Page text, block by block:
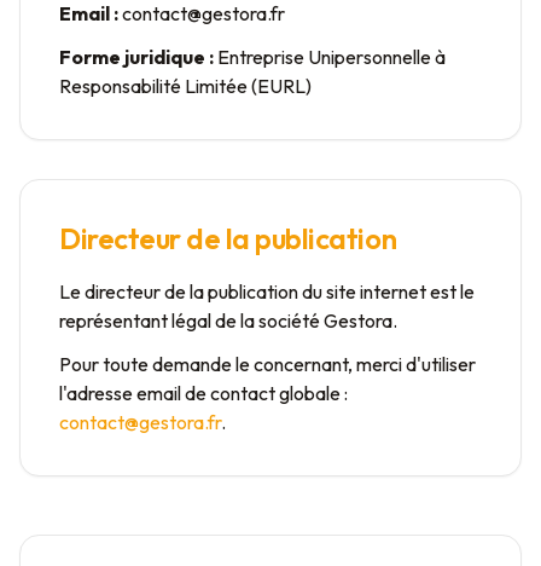
Email :contact@gestora.fr
Forme juridique : Entreprise Unipersonnelle à
Responsabilité Limitée (EURL)
Directeur de la publication
Le directeur de la publication du site internet est le
représentant légal de la société Gestora.
Pour toute demande le concernant, merci d'utiliser
l'adresse email de contact globale :
contact@gestora.fr.